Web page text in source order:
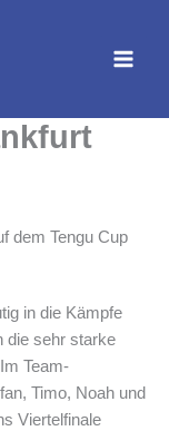
dem Tengu Cup
in die Kämpfe
die sehr starke
Team-
Timo, Noah und
Viertelfinale